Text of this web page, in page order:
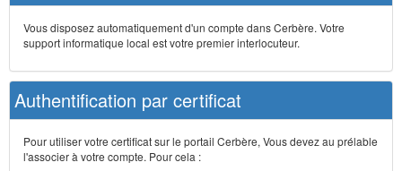
Vous disposez automatiquement d'un compte dans Cerbère. Votre
support informatique local est votre premier interlocuteur.
Authentification par certificat
Pour utiliser votre certificat sur le portail Cerbère, Vous devez au prélable
l'associer à votre compte. Pour cela :